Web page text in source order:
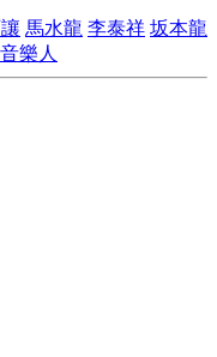
馬水龍 李泰祥 坂本龍
樂人